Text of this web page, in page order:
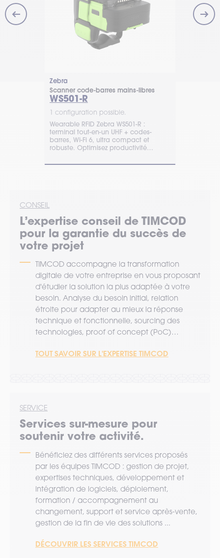
Zebra
Scanner code-barres mains-libres
WS501-R
1 configuration possible.
Wearable RFID Zebra WS501-R :
terminal tout-en-un UHF + codes-
barres, Wi-Fi 6, ultra compact et
robuste. Optimisez productivité
CONSEIL
L’expertise conseil de TIMCOD
pour la garantie du succès de
votre projet
TIMCOD accompagne la transformation
digitale de votre entreprise en vous proposant
d'étudier la solution la plus adaptée à votre
besoin. Analyse du besoin initial, relation
étroite pour adapter au mieux la réponse
technique et fonctionnelle, sourcing des
technologies, proof of concept (PoC)…
TOUT SAVOIR SUR L'EXPERTISE TIMCOD
SERVICE
Services sur-mesure pour
soutenir votre activité.
Bénéficiez des différents services proposés
par les équipes TIMCOD : gestion de projet,
expertises techniques, développement et
intégration de logiciels, déploiement,
formation / accompagnement au
changement, support et service après-vente,
gestion de la fin de vie des solutions ...
DÉCOUVRIR LES SERVICES TIMCOD